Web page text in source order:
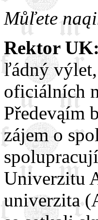
Můľete
Rektor UK:
ľádný výlet,
oficiálních
Předevąím
zájem o
Univerzitu
univerzita